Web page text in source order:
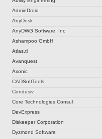
AdminDroid
AnyDesk
AnyDWG Software, Inc
Ashampoo GmbH
Atlas.ti
Avanquest
Axonic
CADSoftTools
Condusiv
Core Technologies Consul
DevExpress
Diskeeper Corporation
Dyzmond Software